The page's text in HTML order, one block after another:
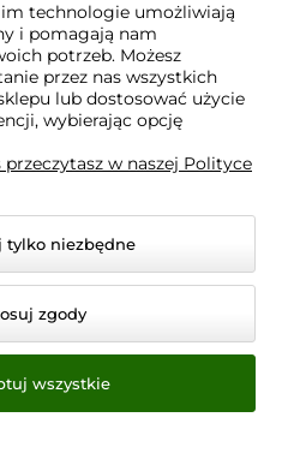
technologie umożliwiają
i pomagają nam
potrzeb. Możesz
przez nas wszystkich
lub dostosować użycie
wybierając opcję
w naszej Polityce
tylko niezbędne
zgody
wszystkie